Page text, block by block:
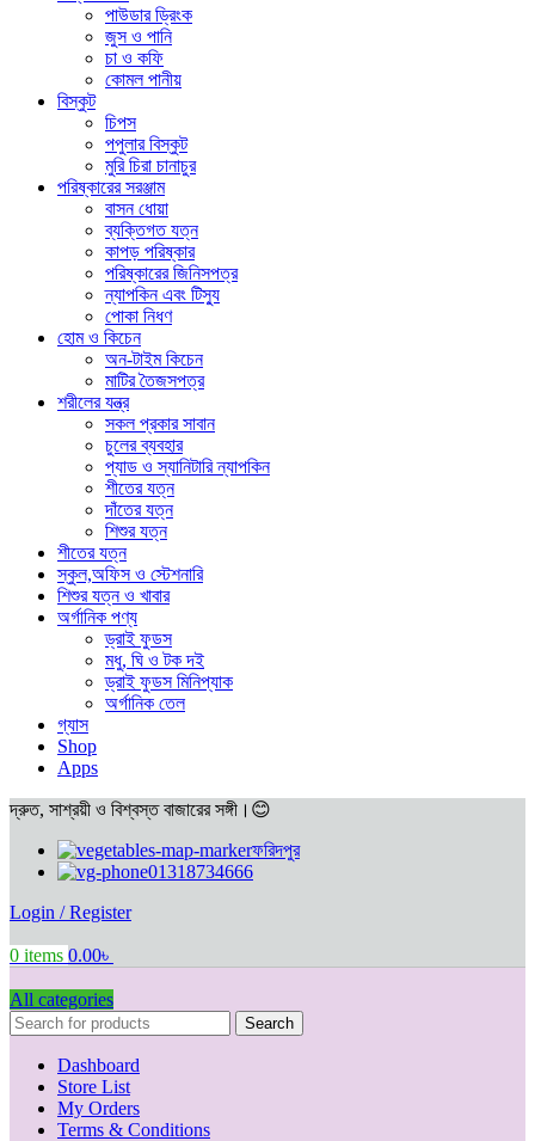
পাউডার ড্রিংক
জুস ও পানি
চা ও কফি
কোমল পানীয়
বিস্কুট
চিপস
পপুলার বিস্কুট
মুরি চিরা চানাচুর
পরিষ্কারের সরঞ্জাম
বাসন ধোয়া
ব্যক্তিগত যত্ন
কাপড় পরিষ্কার
পরিষ্কারের জিনিসপত্র
ন্যাপকিন এবং টিস্যু
পোকা নিধণ
হোম ও কিচেন
অন-টাইম কিচেন
মাটির তৈজসপত্র
শরীলের যন্ত্র
সকল প্রকার সাবান
চুলের ব্যবহার
প্যাড ও স্যানিটারি ন্যাপকিন
শীতের যত্ন
দাঁতের যত্ন
শিশুর যত্ন
শীতের যত্ন
স্কুল,অফিস ও স্টেশনারি
শিশুর যত্ন ও খাবার
অর্গানিক পণ্য
ড্রাই ফুডস
মধু, ঘি ও টক দই
ড্রাই ফুডস মিনিপ্যাক
অর্গানিক তেল
গ্যাস
Shop
Apps
দ্রুত, সাশ্রয়ী ও বিশ্বস্ত বাজারের সঙ্গী।😊
ফরিদপুর
01318734666
Login / Register
0 items 0.00৳
All categories
Search
Dashboard
Store List
My Orders
Terms & Conditions